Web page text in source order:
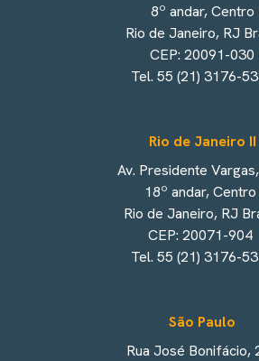
8º andar, Centro
Rio de Janeiro, RJ
CEP: 20091-030
Tel. 55 (21) 3176-
Rio de Janeiro II
Av. Presidente
18º andar, Centro
Rio de Janeiro, RJ
CEP: 20071-904
Tel. 55 (21) 3176-
São Paulo
Rua José Bonifácio,